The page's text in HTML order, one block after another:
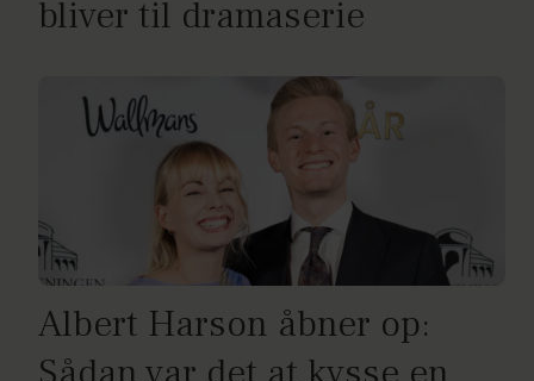
bliver til dramaserie
Albert Harson åbner op: